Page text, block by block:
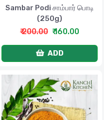
Sambar Podi சாம்பார் பொடி
(250g)
₹ 200.00 ₹ 160.00
ADD